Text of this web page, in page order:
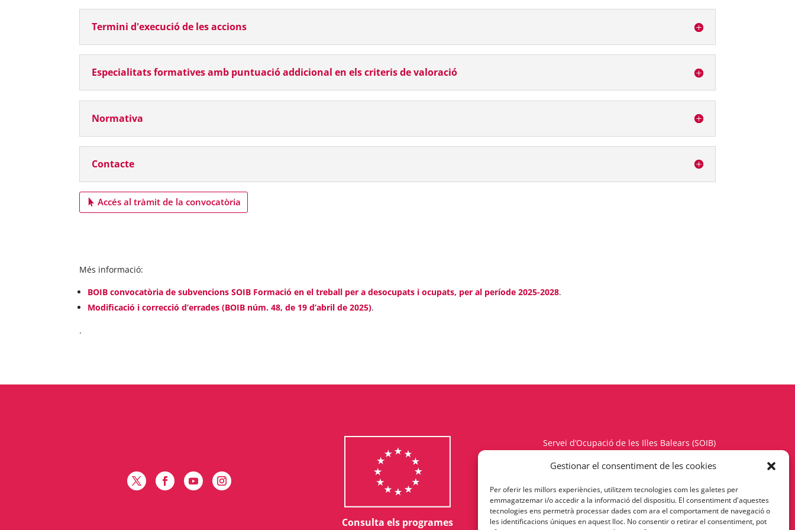
Gestionar el consentiment de les cookies
Per oferir les millors experiències, utilitzem tecnologies com les galetes per
emmagatzemar i/o accedir a la informació del dispositiu. El consentiment d'aquestes
tecnologies ens permetrà processar dades com ara el comportament de navegació o
les identificacions úniques en aquest lloc. No consentir o retirar el consentiment, pot
Termini d'execució de les accions
Especialitats formatives amb puntuació addicional en els criteris de valoració
Normativa
Contacte
Accés al tràmit de la convocatòria
Més informació:
BOIB convocatòria de subvencions SOIB Formació en el treball per a desocupats i ocupats, per al període 2025-2028.
Modificació i correcció d’errades (BOIB núm. 48, de 19 d’abril de 2025).
.
Consulta els programes
Servei d’Ocupació de les Illes Balears (SOIB)
Carrer del Gremi d’Hortolans, 11, 1a planta
Telèfon 971177900 – Fax 971176342
Política de Privacitat